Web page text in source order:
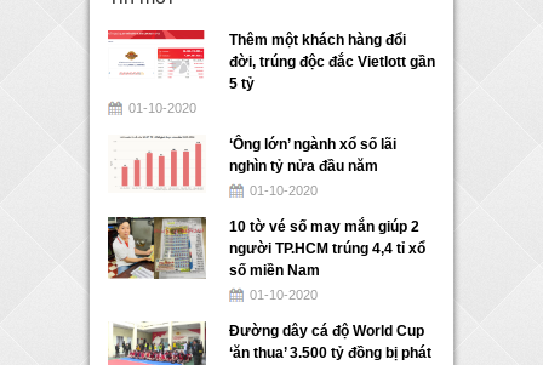
Thêm một khách hàng đổi
đời, trúng độc đắc Vietlott gần
5 tỷ
01-10-2020
‘Ông lớn’ ngành xổ số lãi
nghìn tỷ nửa đầu năm
01-10-2020
10 tờ vé số may mắn giúp 2
người TP.HCM trúng 4,4 tỉ xổ
số miền Nam
01-10-2020
Đường dây cá độ World Cup
‘ăn thua’ 3.500 tỷ đồng bị phát